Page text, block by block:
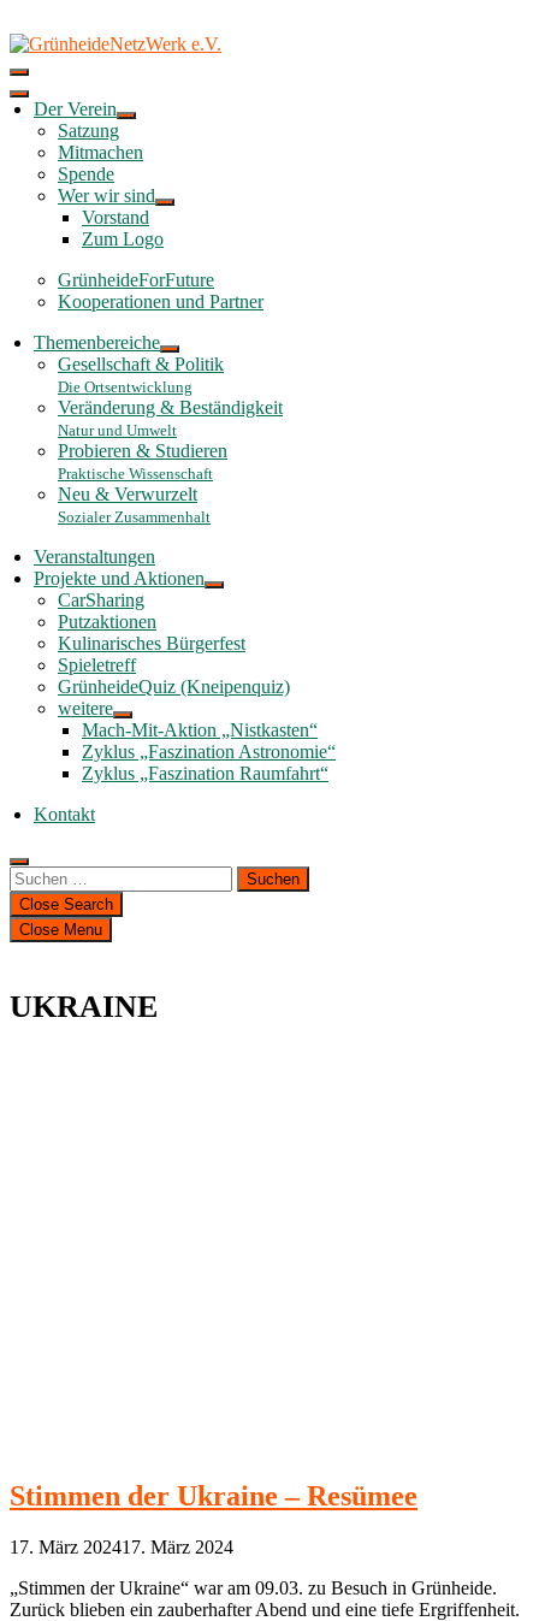
to
Der Verein
Satzung
Mitmachen
Spende
Wer wir sind
Vorstand
Zum Logo
GrünheideForFuture
Kooperationen und Partner
Themenbereiche
Gesellschaft & Politik
Die Ortsentwicklung
Veränderung & Beständigkeit
Natur und Umwelt
Probieren & Studieren
Praktische Wissenschaft
Neu & Verwurzelt
Sozialer Zusammenhalt
Veranstaltungen
Projekte und Aktionen
CarSharing
Putzaktionen
Kulinarisches Bürgerfest
Spieletreff
GrünheideQuiz (Kneipenquiz)
weitere
Mach-Mit-Aktion „Nistkasten“
Zyklus „Faszination Astronomie“
Zyklus „Faszination Raumfahrt“
Kontakt
Suchen
nach:
Close Search
Close Menu
UKRAINE
Stimmen der Ukraine – Resümee
17. März 202417. März 2024
„Stimmen der Ukraine“ war am 09.03. zu Besuch in Grünheide.
Zurück blieben ein zauberhafter Abend und eine tiefe Ergriffenheit.